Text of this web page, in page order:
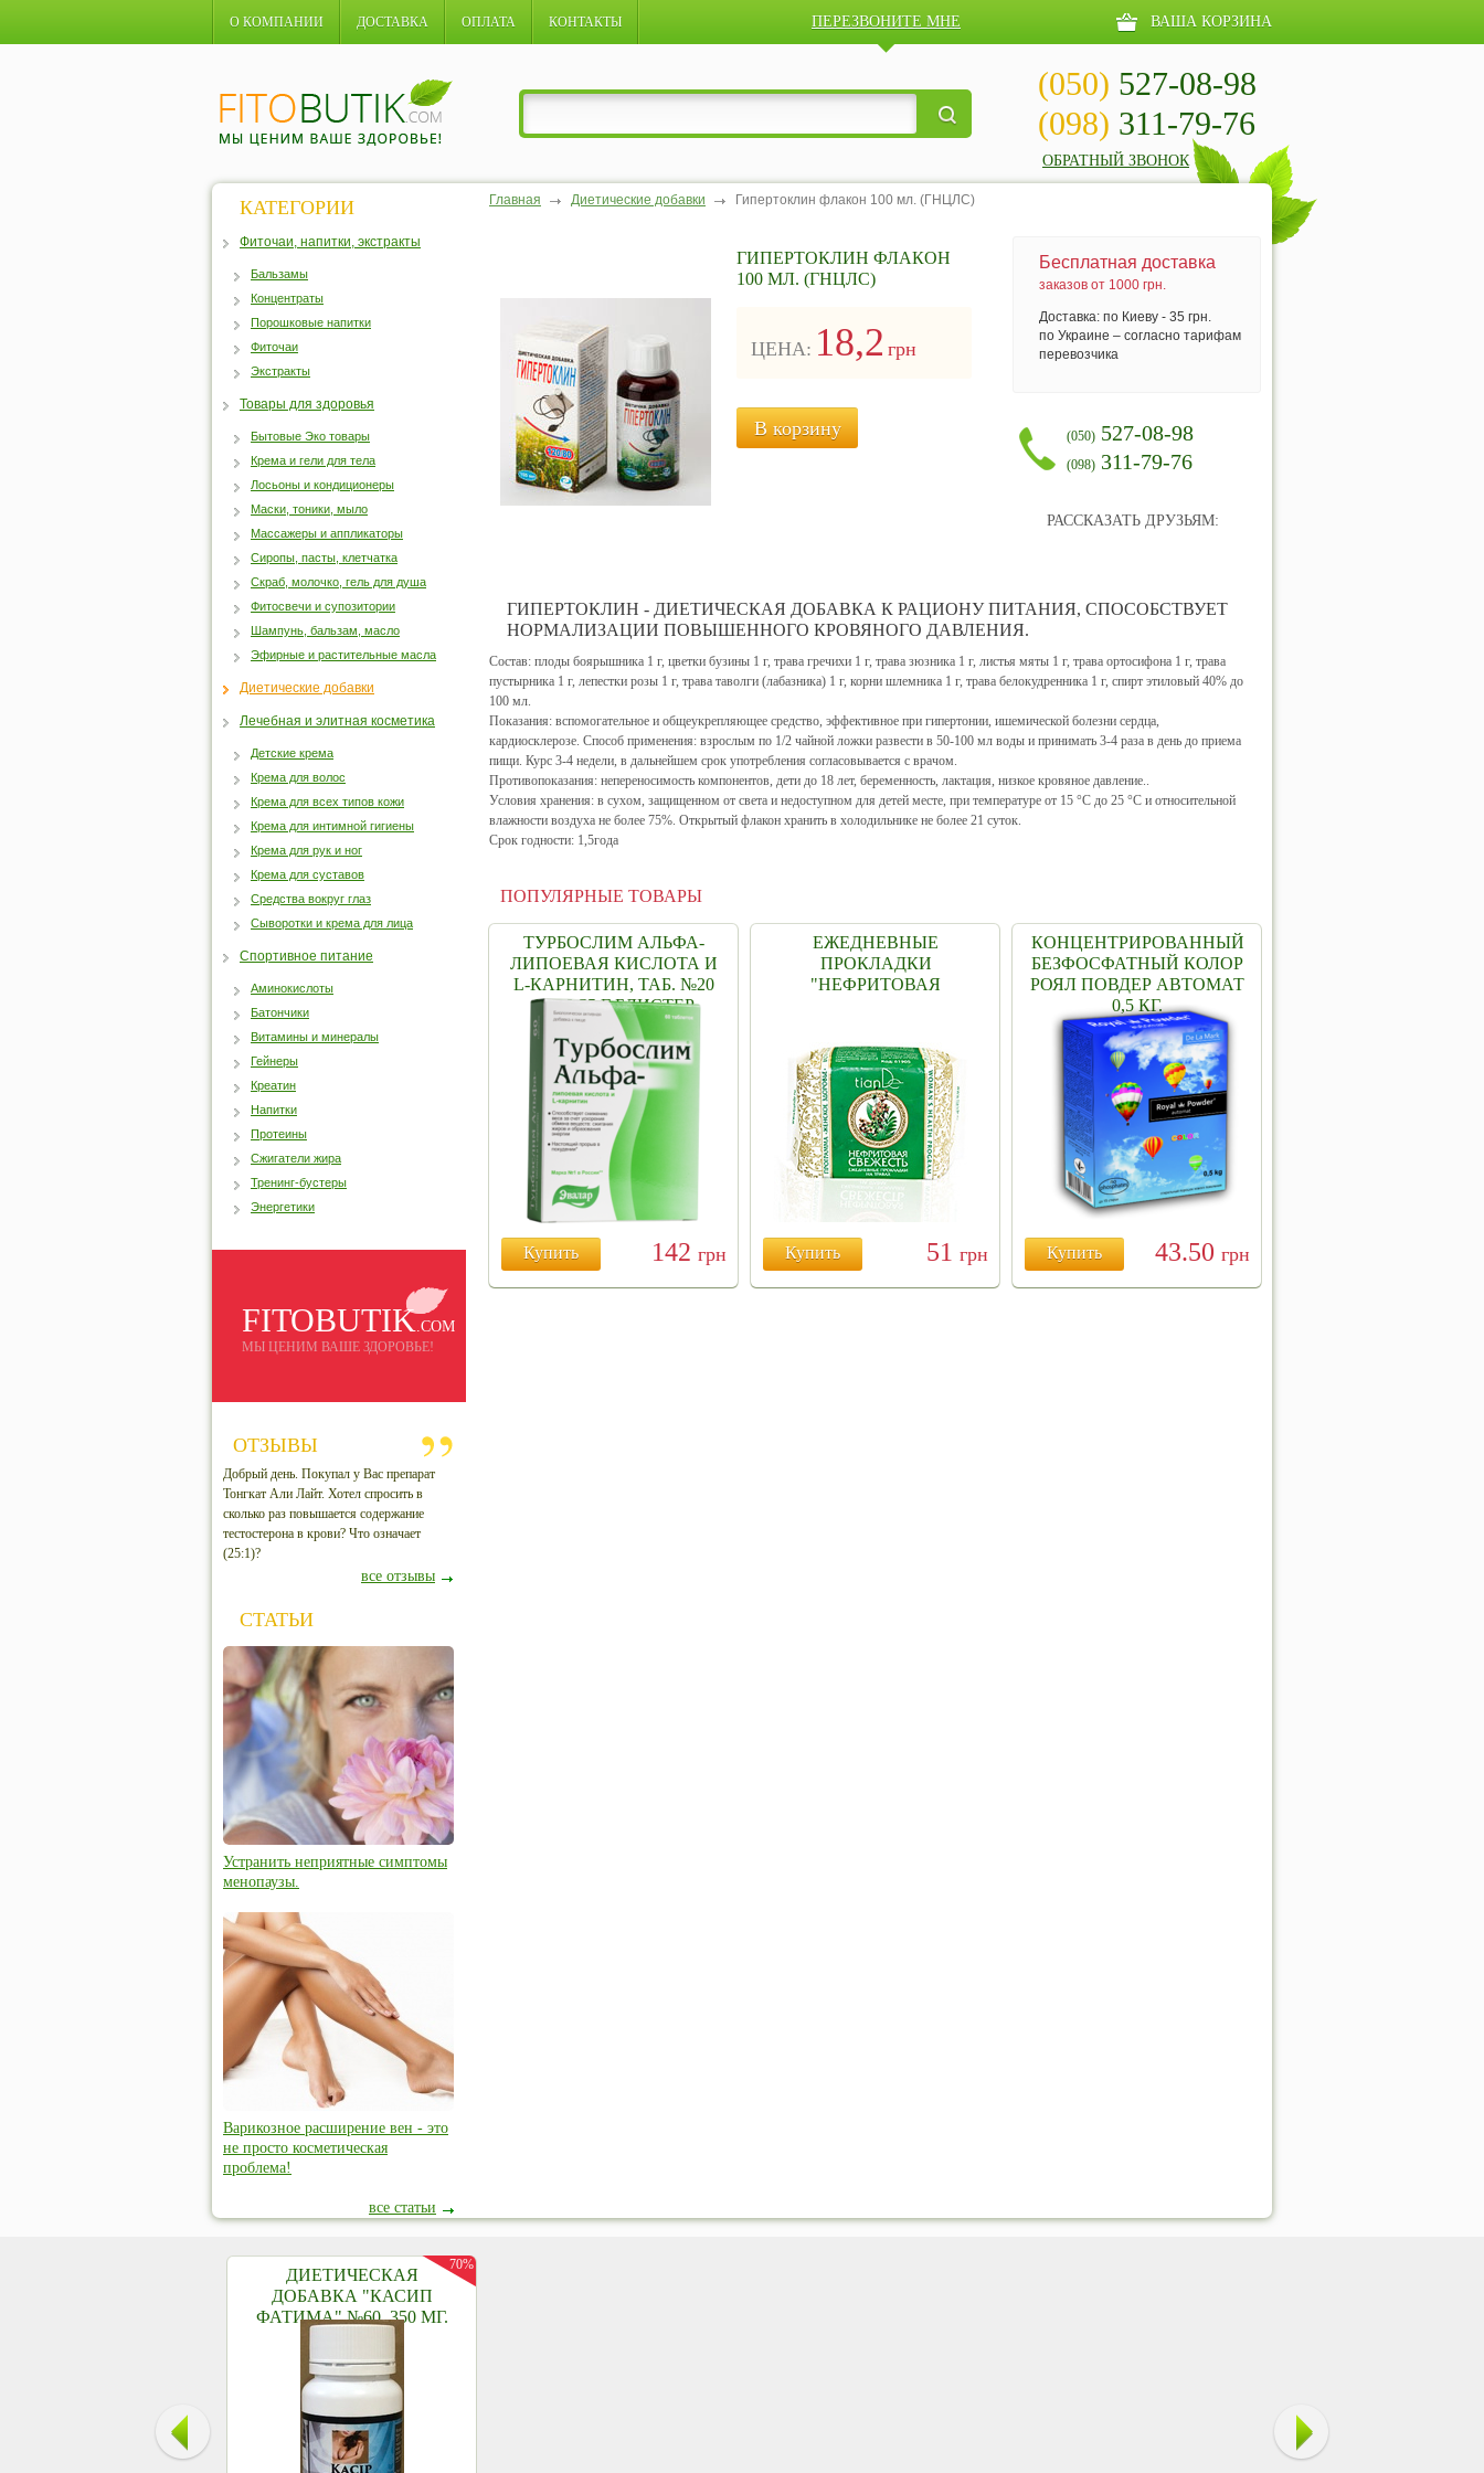
О КОМПАНИИ ДОСТАВКА ОПЛАТА КОНТАКТЫ ПЕРЕЗВОНИТЕ МНЕ ВАША КОРЗИНА
(050) 527-08-98
(098) 311-79-76
ОБРАТНЫЙ ЗВОНОК
Главная Диетические добавки Гипертоклин флакон 100 мл. (ГНЦЛС)
ГИПЕРТОКЛИН ФЛАКОН
100 МЛ. (ГНЦЛС)
ЦЕНА: 18,2 грн
В корзину
Бесплатная доставка
заказов от 1000 грн.
Доставка: по Киеву - 35 грн.
по Украине – согласно тарифам
перевозчика
(050) 527-08-98
(098) 311-79-76
РАССКАЗАТЬ ДРУЗЬЯМ:
ГИПЕРТОКЛИН - ДИЕТИЧЕСКАЯ ДОБАВКА К РАЦИОНУ ПИТАНИЯ, СПОСОБСТВУЕТ
НОРМАЛИЗАЦИИ ПОВЫШЕННОГО КРОВЯНОГО ДАВЛЕНИЯ.
Состав: плоды боярышника 1 г, цветки бузины 1 г, трава гречихи 1 г, трава зюзника 1 г, листья мяты 1 г, трава ортосифона 1 г, трава
пустырника 1 г, лепестки розы 1 г, трава таволги (лабазника) 1 г, корни шлемника 1 г, трава белокудренника 1 г, спирт этиловый 40% до
100 мл.
Показания: вспомогательное и общеукрепляющее средство, эффективное при гипертонии, ишемической болезни сердца,
кардиосклерозе. Способ применения: взрослым по 1/2 чайной ложки развести в 50-100 мл воды и принимать 3-4 раза в день до приема
пищи. Курс 3-4 недели, в дальнейшем срок употребления согласовывается с врачом.
Противопоказания: непереносимость компонентов, дети до 18 лет, беременность, лактация, низкое кровяное давление..
Условия хранения: в сухом, защищенном от света и недоступном для детей месте, при температуре от 15 °С до 25 °С и относительной
влажности воздуха не более 75%. Открытый флакон хранить в холодильнике не более 21 суток.
Срок годности: 1,5года
ПОПУЛЯРНЫЕ ТОВАРЫ
ТУРБОСЛИМ АЛЬФА-
ЛИПОЕВАЯ КИСЛОТА И
L-КАРНИТИН, ТАБ. №20
ПО 0,55 Г БЛИСТЕР
Купить 142 грн
ЕЖЕДНЕВНЫЕ
ПРОКЛАДКИ
"НЕФРИТОВАЯ
Купить 51 грн
КОНЦЕНТРИРОВАННЫЙ
БЕЗФОСФАТНЫЙ КОЛОР
РОЯЛ ПОВДЕР АВТОМАТ
0,5 КГ.
Купить 43.50 грн
КАТЕГОРИИ
Фиточаи, напитки, экстракты
Бальзамы
Концентраты
Порошковые напитки
Фиточаи
Экстракты
Товары для здоровья
Бытовые Эко товары
Крема и гели для тела
Лосьоны и кондиционеры
Маски, тоники, мыло
Массажеры и аппликаторы
Сиропы, пасты, клетчатка
Скраб, молочко, гель для душа
Фитосвечи и супозитории
Шампунь, бальзам, масло
Эфирные и растительные масла
Диетические добавки
Лечебная и элитная косметика
Детские крема
Крема для волос
Крема для всех типов кожи
Крема для интимной гигиены
Крема для рук и ног
Крема для суставов
Средства вокруг глаз
Сыворотки и крема для лица
Спортивное питание
Аминокислоты
Батончики
Витамины и минералы
Гейнеры
Креатин
Напитки
Протеины
Сжигатели жира
Тренинг-бустеры
Энергетики
FITOBUTIK.COM
МЫ ЦЕНИМ ВАШЕ ЗДОРОВЬЕ!
ОТЗЫВЫ
Добрый день. Покупал у Вас препарат
Тонгкат Али Лайт. Хотел спросить в
сколько раз повышается содержание
тестостерона в крови? Что означает
(25:1)?
все отзывы
СТАТЬИ
Устранить неприятные симптомы
менопаузы.
Варикозное расширение вен - это
не просто косметическая
проблема!
все статьи
ДИЕТИЧЕСКАЯ
ДОБАВКА "КАСИП
ФАТИМА" №60, 350 МГ.
70%